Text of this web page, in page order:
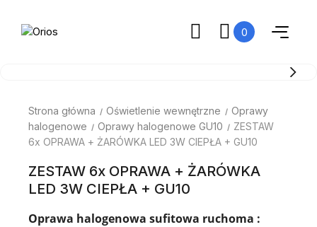
0
Strona główna Oświetlenie wewnętrzne
Oprawy
halogenowe
Oprawy halogenowe GU10
ZESTAW
6x OPRAWA + ŻARÓWKA LED 3W CIEPŁA + GU10
ZESTAW 6x OPRAWA + ŻARÓWKA
LED 3W CIEPŁA + GU10
Oprawa halogenowa sufitowa ruchoma :